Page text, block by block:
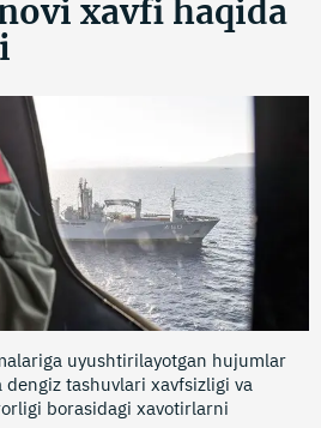
xavfi haqida
uyushtirilayotgan hujumlar
dengiz tashuvlari xavfsizligi va
borasidagi xavotirlarni